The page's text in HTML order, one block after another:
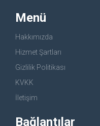
Menü
Hakkımızda
Hizmet Şartları
Gizlilik Politikası
KVKK
İletişim
Bağlantılar